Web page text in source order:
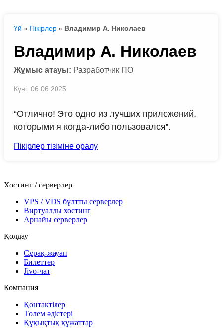
Үй » Пікірлер » Владимир А. Николаев
Владимир А. Николаев
Жұмыс атауы: Разработчик ПО
Күні: 06.06.2025
“Отлично! Это одно из лучших приложений,
которыми я когда-либо пользовался”.
Пікірлер тізіміне оралу
Хостинг / серверлер
VPS / VDS бұлтты серверлер
Виртуалды хостинг
Арнайы серверлер
Қолдау
Сұрақ-жауап
Билеттер
Jivo-чат
Компания
Қонтактілер
Төлем әдістері
Құқықтық құжаттар